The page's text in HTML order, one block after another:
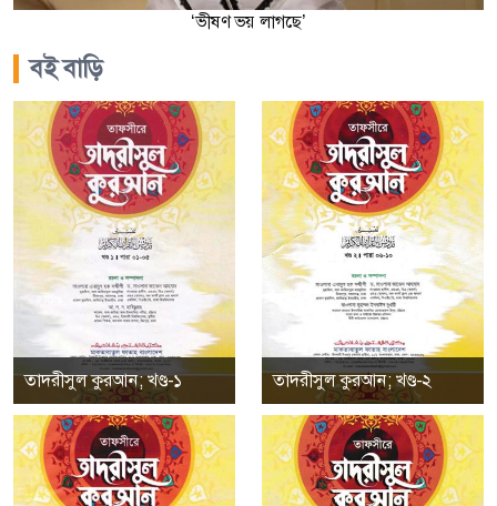
‘ভীষণ ভয় লাগছে’
বই বাড়ি
তাদরীসুল কুরআন; খণ্ড-১ তাদরীসুল কুরআন; খণ্ড-২